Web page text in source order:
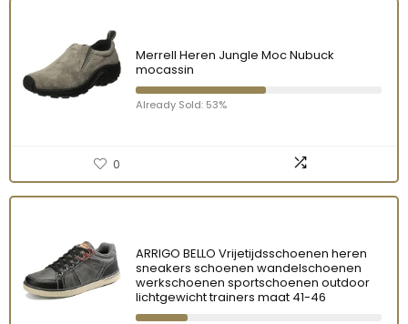
Merrell Heren Jungle Moc Nubuck
mocassin
Already Sold: 53%
0
ARRIGO BELLO Vrijetijdsschoenen heren
sneakers schoenen wandelschoenen
werkschoenen sportschoenen outdoor
lichtgewicht trainers maat 41-46